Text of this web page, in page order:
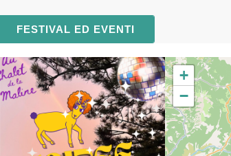
FESTIVAL ED EVENTI
Venez passer une bonne
soirée disco au Chalet de la
Maline avec DJ Uman ! Nous
vous attendons nombreux
+
−